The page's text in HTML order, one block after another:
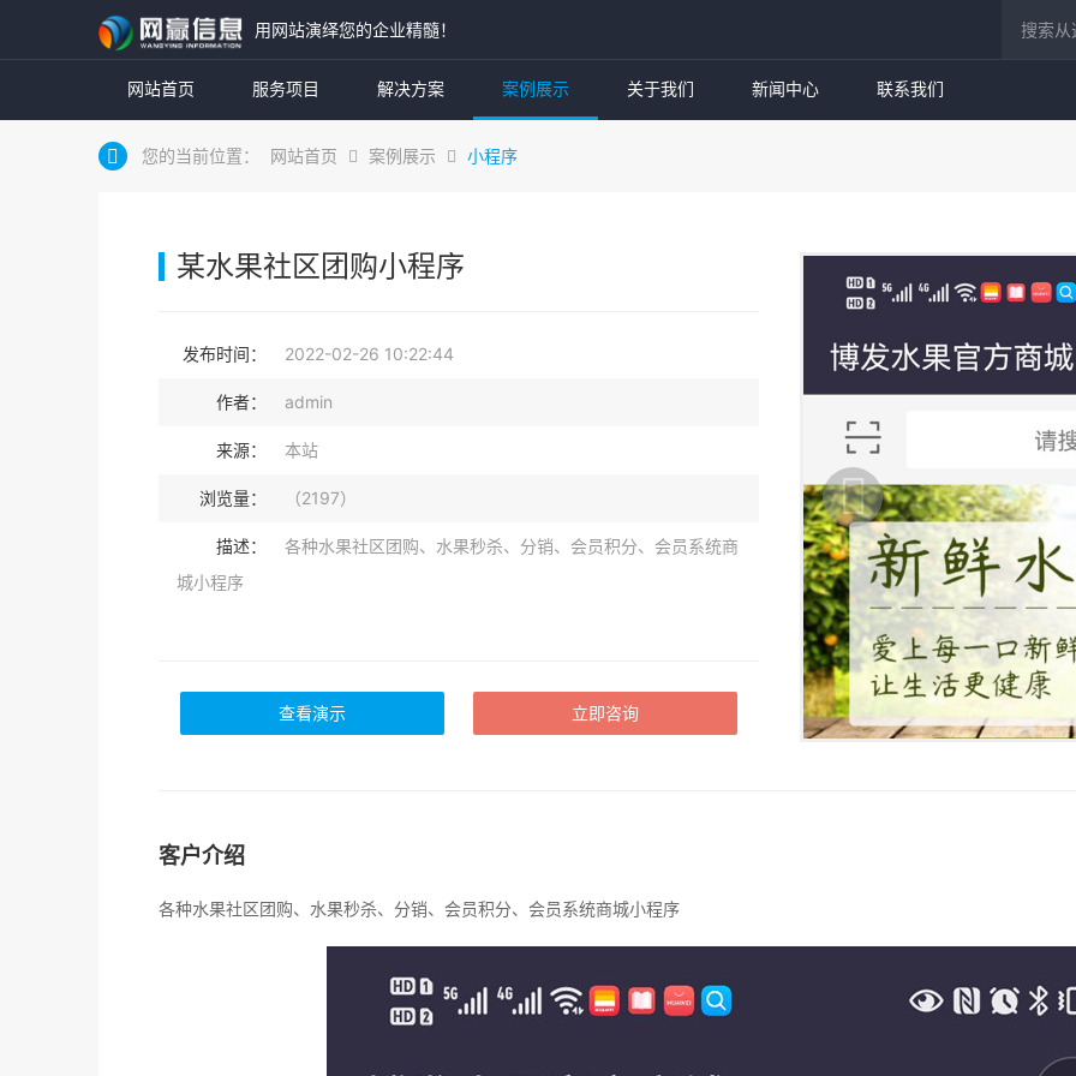
用网站演绎您的企业精髓！
网站首页 服务项目 解决方案 案例展示 关于我们 新闻中心 联系我们
您的当前位置： 网站首页 案例展示 小程序
某水果社区团购小程序
发布时间： 2022-02-26 10:22:44
作者： admin
来源： 本站
浏览量： （2197）
描述：
各种水果社区团购、水果秒杀、分销、会员积分、会员系统商
城小程序
查看演示 立即咨询
客户介绍
各种水果社区团购、水果秒杀、分销、会员积分、会员系统商城小程序